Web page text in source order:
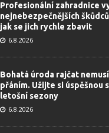
Profesionální zahradnice
nejnebezpečnějších
jak se jich rychle zbavit
6.8.2026
Bohatá úroda rajčat
přáním. Užijte si úspěšnou
letošní sezony
6.8.2026